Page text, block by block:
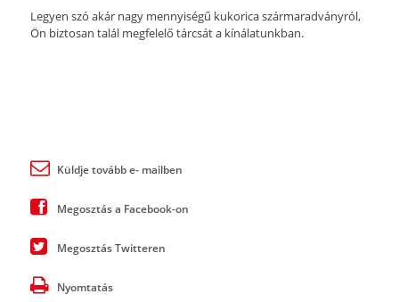
Legyen szó akár nagy mennyiségű kukorica szármaradványról,
Ön biztosan talál megfelelő tárcsát a kínálatunkban.
Küldje tovább e- mailben
Megosztás a Facebook-on
Megosztás Twitteren
Nyomtatás